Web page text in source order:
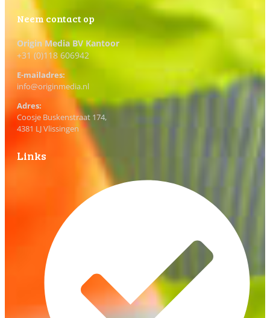
Neem contact op
Origin Media BV Kantoor
+31 (0)118 606942
E-mailadres:
info@originmedia.nl
Adres:
Coosje Buskenstraat 174,
4381 LJ Vlissingen
Links